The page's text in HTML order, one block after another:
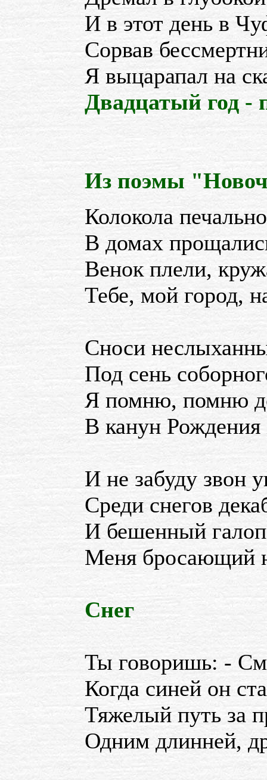
И в этот день в
Сорвав
Я выцарапал на
Двадцатый год -
Из поэмы
Колокола
В домах
Венок плели,
Тебе, мой город,
Сноси
Под сень
Я помню, помню
В канун Рождения
И не забуду звон
Среди снегов
И бешенный
Меня бросающий
Снег
Ты говоришь: -
Когда синей он
Тяжелый путь за
Одним длинней,